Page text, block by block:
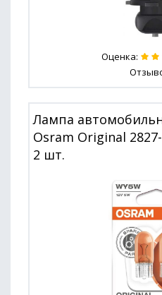
Оценка:
Лампа
Osram Original
2 шт.